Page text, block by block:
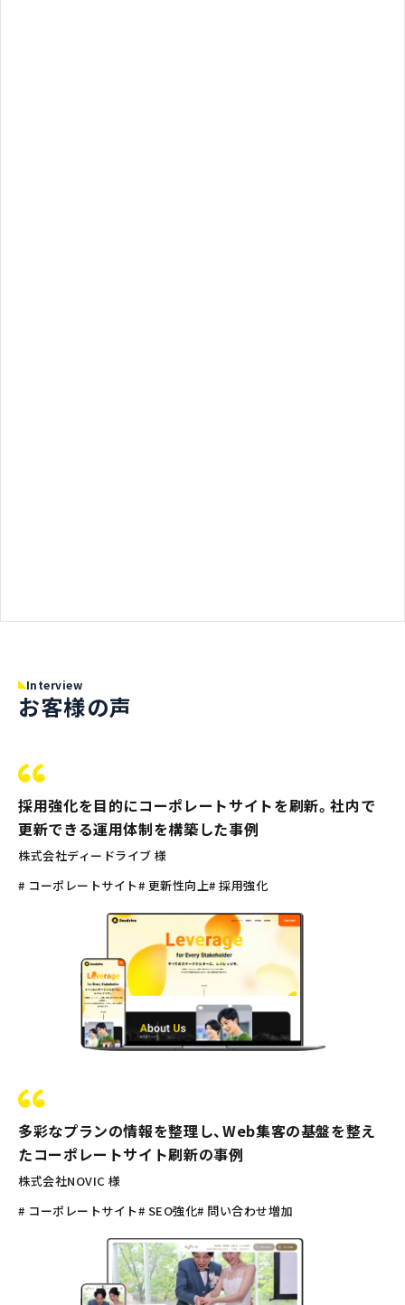
Interview
お客様の声
採用強化を目的にコーポレートサイトを刷新。社内で
更新できる運用体制を構築した事例
株式会社ディードライブ 様
# コーポレートサイト# 更新性向上# 採用強化
多彩なプランの情報を整理し、Web集客の基盤を整え
たコーポレートサイト刷新の事例
株式会社NOVIC 様
# コーポレートサイト# SEO強化# 問い合わせ増加